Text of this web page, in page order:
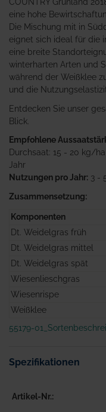
COUNTRY Grünland
eine hohe
Die Mischung mit in
eignet sich ideal für die
eine breite
winterharten Arten und
während der Weißklee
und die
Entdecken Sie unser
Blick.
Empfohlene
Durchsaat: 15 - 20 kg/
Jahr
Nutzungen pro Jahr: 3 -
Zusammensetzung:
Komponenten
Dt. Weidelgras früh
Dt. Weidelgras mittel
Dt. Weidelgras spät
Wiesenlieschgras
Wiesenrispe
Weißklee
55179-
Spezifikationen
Artikel-Nr.